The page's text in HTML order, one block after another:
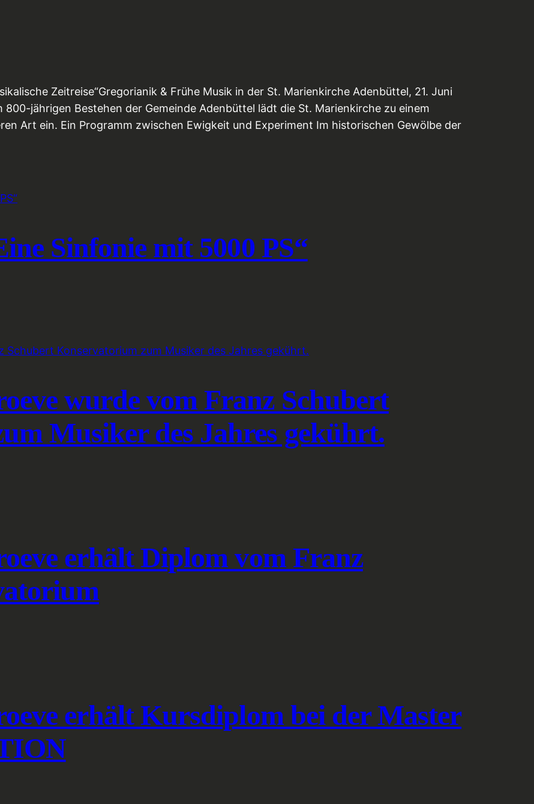
Zeitreise“Gregorianik & Frühe Musik in der St. Marienkirche Adenbüttel, 21. Juni
800-jährigen Bestehen der Gemeinde Adenbüttel lädt die St. Marienkirche zu einem
Art ein. Ein Programm zwischen Ewigkeit und Experiment Im historischen Gewölbe der
Sinfonie mit 5000 PS“
wurde vom Franz Schubert
Musiker des Jahres gekührt.
erhält Diplom vom Franz
erhält Kursdiplom bei der Master